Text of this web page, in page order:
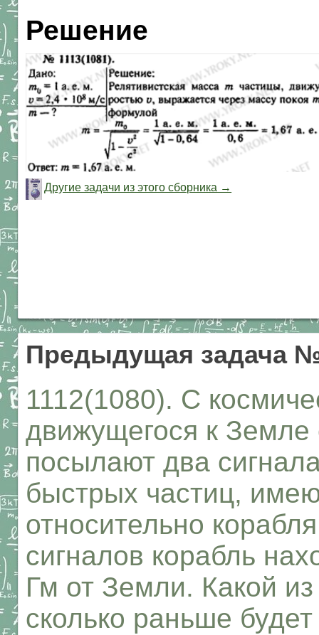
Решение
Другие задачи из этого сборника →
Предыдущая задача
1112(1080). С
движущегося к Земле
посылают два
быстрых частиц,
относительно
сигналов корабль
Гм от Земли. Какой
сколько раньше